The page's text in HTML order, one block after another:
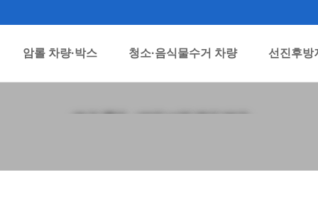
암롤 차량·박스 청소·음식물수거 차량 선진후방